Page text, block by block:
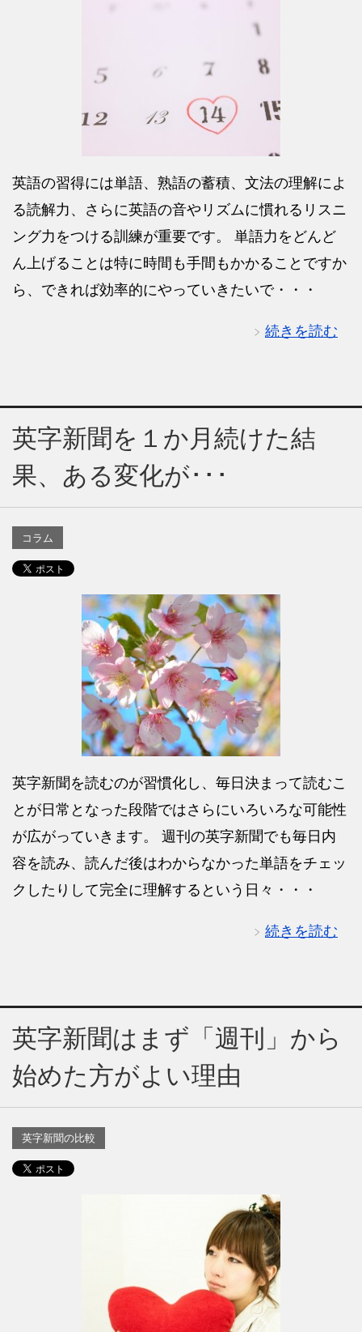
英語の習得には単語、熟語の蓄積、文法の理解によ
る読解力、さらに英語の音やリズムに慣れるリスニ
ング力をつける訓練が重要です。 単語力をどんど
ん上げることは特に時間も手間もかかることですか
ら、できれば効率的にやっていきたいで・・・
続きを読む
英字新聞を１か月続けた結
果、ある変化が･･･
コラム
英字新聞を読むのが習慣化し、毎日決まって読むこ
とが日常となった段階ではさらにいろいろな可能性
が広がっていきます。 週刊の英字新聞でも毎日内
容を読み、読んだ後はわからなかった単語をチェッ
クしたりして完全に理解するという日々・・・
続きを読む
英字新聞はまず「週刊」から
始めた方がよい理由
英字新聞の比較